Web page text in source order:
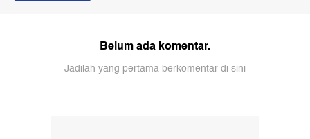
Belum ada komentar.
Jadilah yang pertama berkomentar di sini